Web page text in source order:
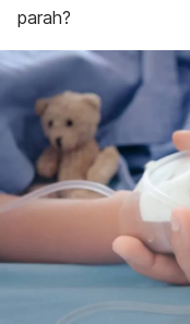
parah?